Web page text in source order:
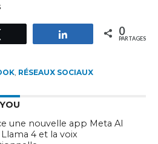
Partagez 0
PARTAGES
, RÉSEAUX SOCIAUX
une nouvelle app Meta AI
4 et la voix